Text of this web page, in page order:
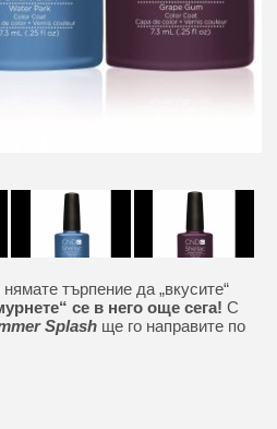
търпение да „вкусите“
се в него още сега! С
Splash ще го направите по